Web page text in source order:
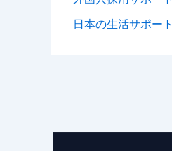
日本の生活サポート